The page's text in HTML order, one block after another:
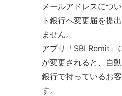
メールアドレスにつ
ト銀行へ変更届を提
ません。
アプリ「SBI Remit」
が変更されると、自
銀行で持っているお
す。